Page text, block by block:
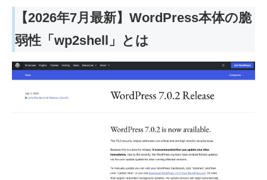
【2026年7月最新】WordPress本体の脆
弱性「wp2shell」とは